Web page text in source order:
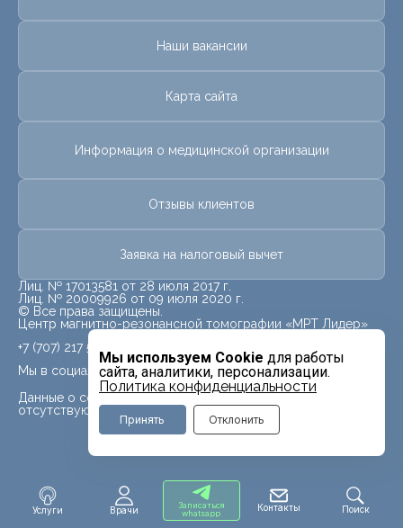
Услуги Врачи
Записаться
whatsapp
Контакты Поиск
Мы используем Cookie для работы
сайта, аналитики, персонализации.
Политика конфиденциальности
Принять Отклонить
Наши вакансии
Карта сайта
Информация о медицинской организации
Отзывы клиентов
Заявка на налоговый вычет
Лиц. № 17013581 от 28 июля 2017 г.
Лиц. № 20009926 от 09 июля 2020 г.
© Все права защищены.
Центр магнитно-резонансной томографии «МРТ Лидер»
Мы в социальных сетях
Данные о социальных сетях для данного филиала
отсутствуют
+7 (707) 217 5840